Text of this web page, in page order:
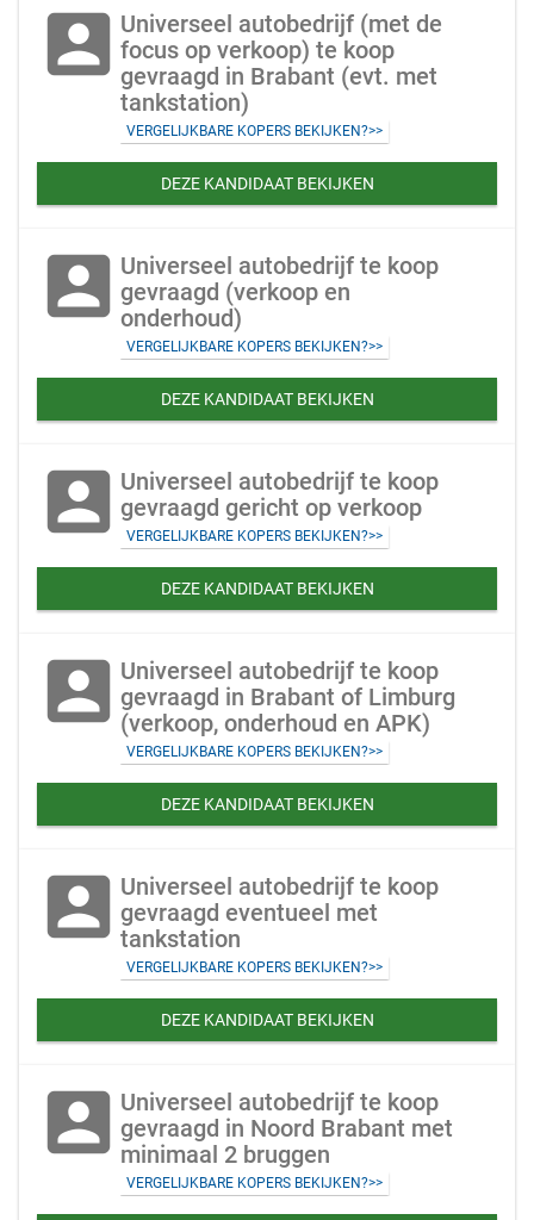
account_box Universeel autobedrijf (met de
focus op verkoop) te koop
gevraagd in Brabant (evt. met
tankstation)
VERGELIJKBARE KOPERS BEKIJKEN?>>
DEZE KANDIDAAT BEKIJKEN
account_box Universeel autobedrijf te koop
gevraagd (verkoop en
onderhoud)
VERGELIJKBARE KOPERS BEKIJKEN?>>
DEZE KANDIDAAT BEKIJKEN
account_box Universeel autobedrijf te koop
gevraagd gericht op verkoop
VERGELIJKBARE KOPERS BEKIJKEN?>>
DEZE KANDIDAAT BEKIJKEN
account_box Universeel autobedrijf te koop
gevraagd in Brabant of Limburg
(verkoop, onderhoud en APK)
VERGELIJKBARE KOPERS BEKIJKEN?>>
DEZE KANDIDAAT BEKIJKEN
account_box Universeel autobedrijf te koop
gevraagd eventueel met
tankstation
VERGELIJKBARE KOPERS BEKIJKEN?>>
DEZE KANDIDAAT BEKIJKEN
account_box Universeel autobedrijf te koop
gevraagd in Noord Brabant met
minimaal 2 bruggen
VERGELIJKBARE KOPERS BEKIJKEN?>>